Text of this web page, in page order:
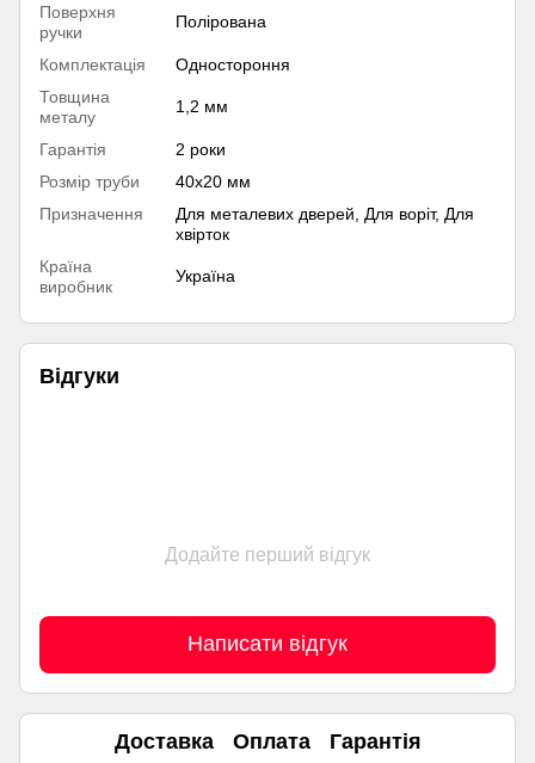
Поверхня
ручки
Полірована
Комплектація
Одностороння
Товщина
металу
1,2 мм
Гарантія
2 роки
Розмір труби
40х20 мм
Призначення
Для металевих дверей, Для воріт, Для
хвірток
Країна
виробник
Україна
Відгуки
Додайте перший відгук
Написати відгук
Доставка Оплата Гарантія